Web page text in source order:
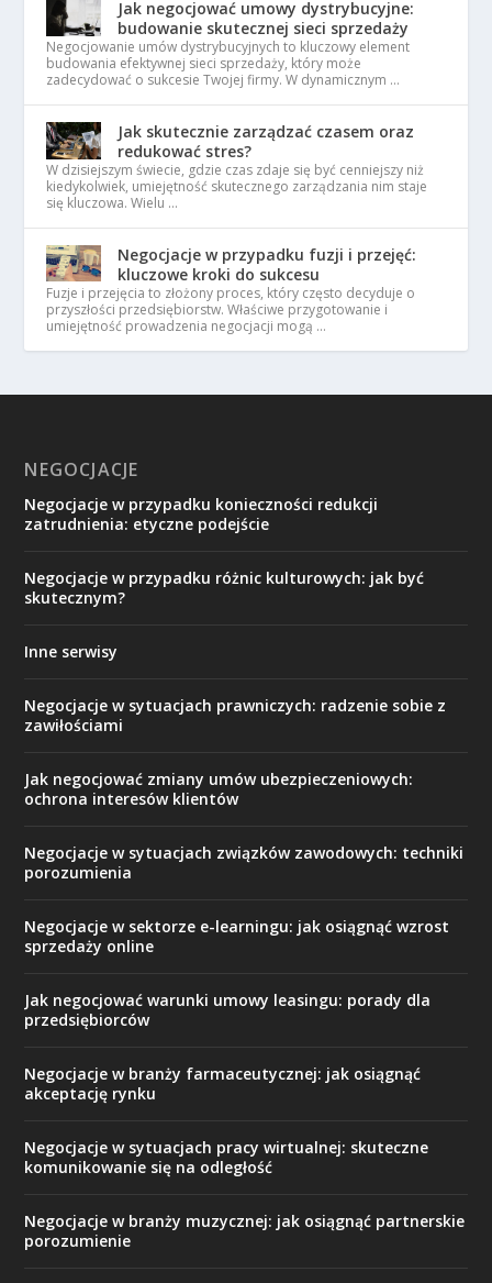
Jak negocjować umowy dystrybucyjne:
budowanie skutecznej sieci sprzedaży
Negocjowanie umów dystrybucyjnych to kluczowy element
budowania efektywnej sieci sprzedaży, który może
zadecydować o sukcesie Twojej firmy. W dynamicznym …
Jak skutecznie zarządzać czasem oraz
redukować stres?
W dzisiejszym świecie, gdzie czas zdaje się być cenniejszy niż
kiedykolwiek, umiejętność skutecznego zarządzania nim staje
się kluczowa. Wielu …
Negocjacje w przypadku fuzji i przejęć:
kluczowe kroki do sukcesu
Fuzje i przejęcia to złożony proces, który często decyduje o
przyszłości przedsiębiorstw. Właściwe przygotowanie i
umiejętność prowadzenia negocjacji mogą …
NEGOCJACJE
Negocjacje w przypadku konieczności redukcji
zatrudnienia: etyczne podejście
Negocjacje w przypadku różnic kulturowych: jak być
skutecznym?
Inne serwisy
Negocjacje w sytuacjach prawniczych: radzenie sobie z
zawiłościami
Jak negocjować zmiany umów ubezpieczeniowych:
ochrona interesów klientów
Negocjacje w sytuacjach związków zawodowych: techniki
porozumienia
Negocjacje w sektorze e-learningu: jak osiągnąć wzrost
sprzedaży online
Jak negocjować warunki umowy leasingu: porady dla
przedsiębiorców
Negocjacje w branży farmaceutycznej: jak osiągnąć
akceptację rynku
Negocjacje w sytuacjach pracy wirtualnej: skuteczne
komunikowanie się na odległość
Negocjacje w branży muzycznej: jak osiągnąć partnerskie
porozumienie